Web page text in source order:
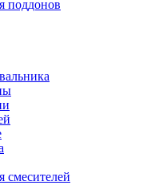
поддонов